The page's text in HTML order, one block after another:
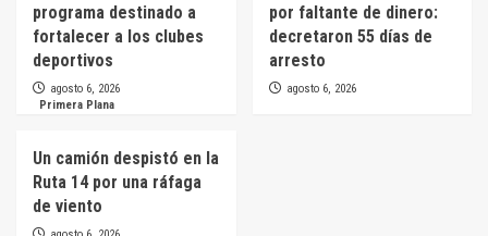
programa destinado a
fortalecer a los clubes
deportivos
agosto 6, 2026
por faltante de dinero:
decretaron 55 días de
arresto
agosto 6, 2026
Primera Plana
Un camión despistó en la
Ruta 14 por una ráfaga
de viento